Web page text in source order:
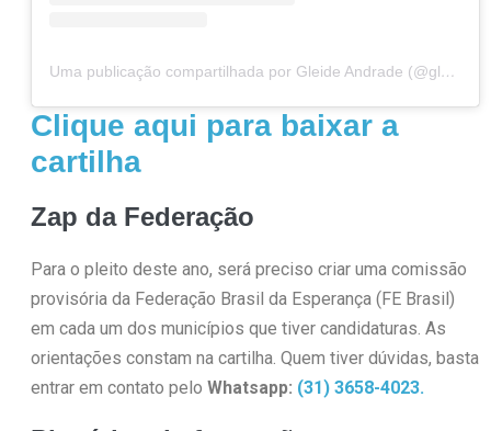
Uma publicação compartilhada por Gleide Andrade (@gleidept13)
Clique aqui para baixar a
cartilha
Zap da Federação
Para o pleito deste ano, será preciso criar uma comissão
provisória da Federação Brasil da Esperança (FE Brasil)
em cada um dos municípios que tiver candidaturas. As
orientações constam na cartilha. Quem tiver dúvidas, basta
entrar em contato pelo Whatsapp: (31) 3658-4023.